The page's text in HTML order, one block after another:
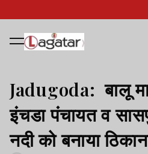
Jadugoda: बालू
इंचडा पंचायत व
नदी को बनाया